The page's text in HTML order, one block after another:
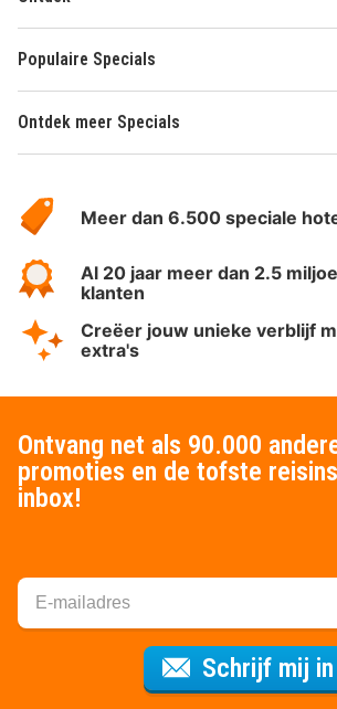
Populaire Specials
Ontdek meer Specials
HotelSpecials
Meer dan 6.500 speciale
Al 20 jaar meer dan 2.5
klanten
Creëer jouw unieke verblijf
extra's
Ontvang net als 90.000
promoties en de tofste
inbox!
Schrijf mij in